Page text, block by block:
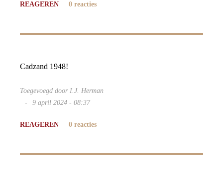
REAGEREN 0 reacties
Cadzand 1948!
Toegevoegd door I.J. Herman
9 april 2024 - 08:37
REAGEREN 0 reacties